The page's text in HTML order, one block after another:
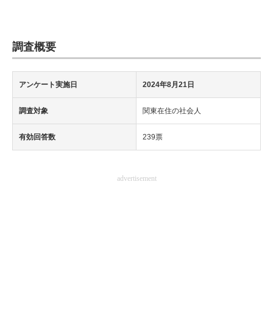
調査概要
アンケート実施日 2024年8月21日
調査対象 関東在住の社会人
有効回答数 239票
advertisement